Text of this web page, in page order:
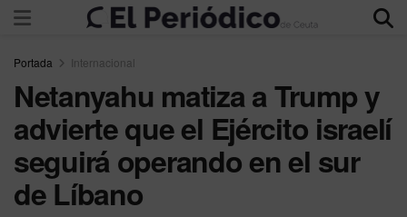
Portada Internacional
Netanyahu matiza a Trump y
advierte que el Ejército israelí
seguirá operando en el sur
de Líbano